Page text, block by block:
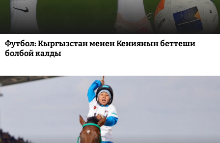
Футбол: Кыргызстан менен Кениянын беттеши
болбой калды